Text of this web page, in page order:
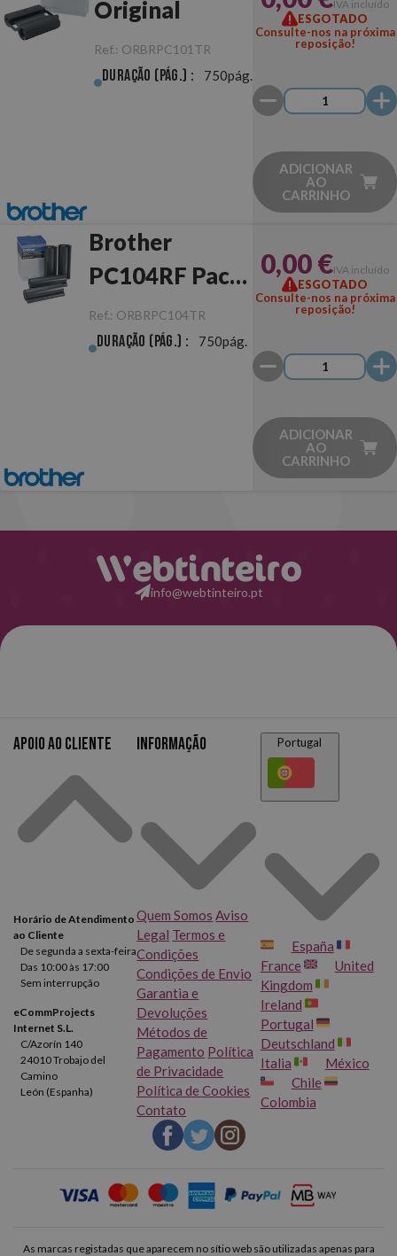
Original
Ref.: ORBRPC101TR
Duração (pág.) : 750pág.
IVA incluído
ESGOTADO
Consulte-nos na próxima
reposição!
ADICIONAR
AO
CARRINHO
Brother
PC104RF Pack
Original
Ref.: ORBRPC104TR
Duração (pág.) : 750pág.
0,00 €IVA incluído
ESGOTADO
Consulte-nos na próxima
reposição!
ADICIONAR
AO
CARRINHO
info@webtinteiro.pt
Apoio ao cliente
Horário de Atendimento
ao Cliente
De segunda a sexta-feira
Das 10:00 às 17:00
Sem interrupção
eCommProjects
Internet S.L.
C/Azorín 140
24010 Trobajo del
Camino
León (Espanha)
Informação
Quem Somos Aviso
Legal Termos e
Condições
Condições de Envio
Garantia e
Devoluções
Métodos de
Pagamento Política
de Privacidade
Política de Cookies
Contato
Portugal
España
France
United
Kingdom
Ireland
Portugal
Deutschland
Italia
México
Chile
Colombia
As marcas registadas que aparecem no sítio web são utilizadas apenas para